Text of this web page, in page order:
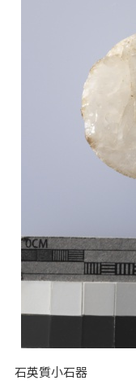
石英質小石器